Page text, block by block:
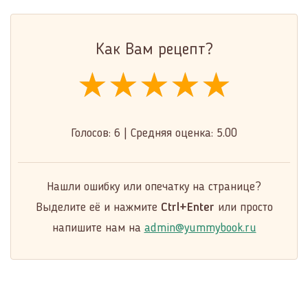
Как Вам рецепт?
★★★★★
★★★★★
★★★★★
Голосов: 6 Средняя оценка: 5.00
Нашли ошибку или опечатку на странице?
Выделите её и нажмите Ctrl+Enter или просто
напишите нам на admin@yummybook.ru